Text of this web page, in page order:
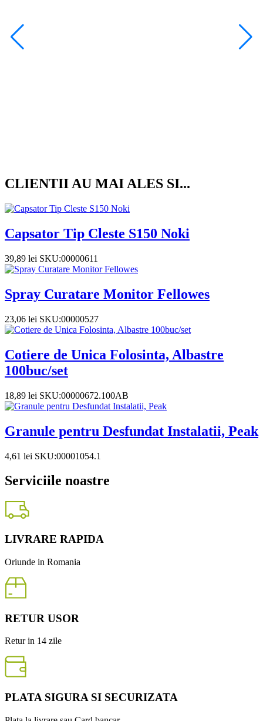
CLIENTII AU MAI ALES SI...
Capsator Tip Cleste S150 Noki
39,89 lei SKU:00000611
Spray Curatare Monitor Fellowes
23,06 lei SKU:00000527
Cotiere de Unica Folosinta, Albastre
100buc/set
18,89 lei SKU:00000672.100AB
Granule pentru Desfundat Instalatii, Peak
4,61 lei SKU:00001054.1
Serviciile noastre
LIVRARE RAPIDA
Oriunde in Romania
RETUR USOR
Retur in 14 zile
PLATA SIGURA SI SECURIZATA